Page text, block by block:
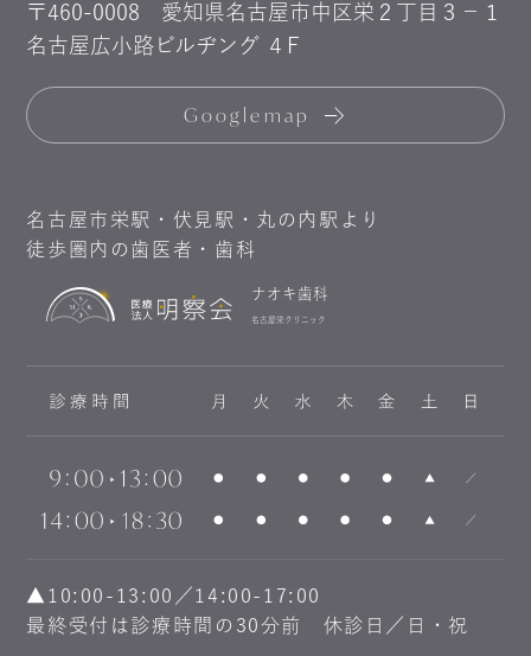
〒460-0008 愛知県名古屋市中区栄２丁目３−１
名古屋広小路ビルヂング ４F
Googlemap
名古屋市栄駅・伏見駅・丸の内駅より
徒歩圏内の歯医者・歯科
ナオキ歯科
名古屋栄クリニック
▲10:00-13:00／14:00-17:00
最終受付は診療時間の30分前 休診日／日・祝